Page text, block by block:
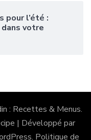
pour l’été :
votre
: Recettes & Menus.
| Développé par
. Politique de